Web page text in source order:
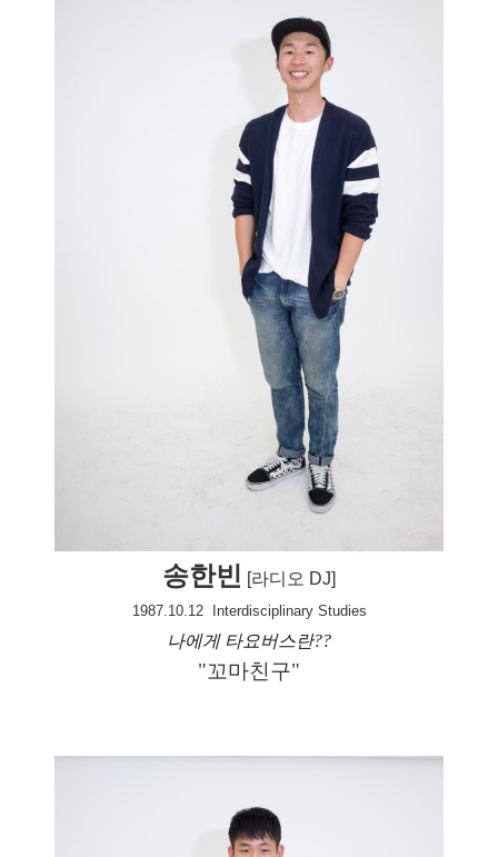
송한빈 [라디오 DJ]
1987.10.12 Interdisciplinary Studies
나에게 타요버스란??
"꼬마친구"